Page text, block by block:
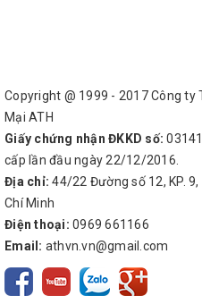
Copyright @ 1999 - 2017 Công ty
Mại ATH
Giấy chứng nhận ĐKKD số:
cấp lần đầu ngày 22/12/2016.
Địa chỉ: 44/22 Đường số 12, KP. 9,
Chí Minh
Điện thoại: 0969 661166
Email: athvn.vn@gmail.com